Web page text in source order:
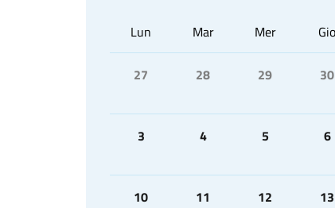
Lun Mar Mer Gio
27 28 29 30
3 4 5 6
10 11 12 13